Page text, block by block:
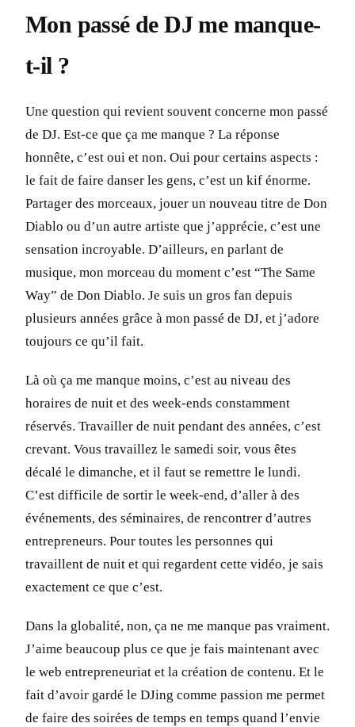
Mon passé de DJ me manque-
t-il ?
Une question qui revient souvent concerne mon passé
de DJ. Est-ce que ça me manque ? La réponse
honnête, c’est oui et non. Oui pour certains aspects :
le fait de faire danser les gens, c’est un kif énorme.
Partager des morceaux, jouer un nouveau titre de Don
Diablo ou d’un autre artiste que j’apprécie, c’est une
sensation incroyable. D’ailleurs, en parlant de
musique, mon morceau du moment c’est “The Same
Way” de Don Diablo. Je suis un gros fan depuis
plusieurs années grâce à mon passé de DJ, et j’adore
toujours ce qu’il fait.
Là où ça me manque moins, c’est au niveau des
horaires de nuit et des week-ends constamment
réservés. Travailler de nuit pendant des années, c’est
crevant. Vous travaillez le samedi soir, vous êtes
décalé le dimanche, et il faut se remettre le lundi.
C’est difficile de sortir le week-end, d’aller à des
événements, des séminaires, de rencontrer d’autres
entrepreneurs. Pour toutes les personnes qui
travaillent de nuit et qui regardent cette vidéo, je sais
exactement ce que c’est.
Dans la globalité, non, ça ne me manque pas vraiment.
J’aime beaucoup plus ce que je fais maintenant avec
le web entrepreneuriat et la création de contenu. Et le
fait d’avoir gardé le DJing comme passion me permet
de faire des soirées de temps en temps quand l’envie